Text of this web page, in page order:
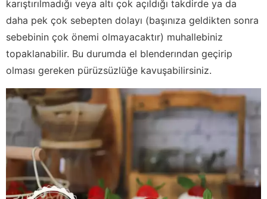
karıştırılmadığı veya altı çok açıldığı takdirde ya da
daha pek çok sebepten dolayı (başınıza geldikten sonra
sebebinin çok önemi olmayacaktır) muhallebiniz
topaklanabilir. Bu durumda el blenderından geçirip
olması gereken pürüzsüzlüğe kavuşabilirsiniz.